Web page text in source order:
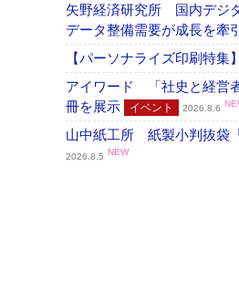
矢野経済研究所 国内デジ
データ整備需要が成長を牽
【パーソナライズ印刷特
アイワード 「社史と経営
冊を展示
イベント 2026.8.6
山中紙工所 紙製小判抜袋
2026.8.5 NEW